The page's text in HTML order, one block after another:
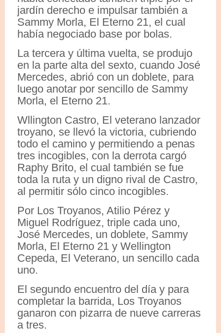
jardín derecho e impulsar también a
Sammy Morla, El Eterno 21, el cual
había negociado base por bolas.
La tercera y última vuelta, se produjo
en la parte alta del sexto, cuando José
Mercedes, abrió con un doblete, para
luego anotar por sencillo de Sammy
Morla, el Eterno 21.
Wllington Castro, El veterano lanzador
troyano, se llevó la victoria, cubriendo
todo el camino y permitiendo a penas
tres incogibles, con la derrota cargó
Raphy Brito, el cual también se fue
toda la ruta y un digno rival de Castro,
al permitir sólo cinco incogibles.
Por Los Troyanos, Atilio Pérez y
Miguel Rodríguez, triple cada uno,
José Mercedes, un doblete, Sammy
Morla, El Eterno 21 y Wellington
Cepeda, El Veterano, un sencillo cada
uno.
El segundo encuentro del día y para
completar la barrida, Los Troyanos
ganaron con pizarra de nueve carreras
a tres.